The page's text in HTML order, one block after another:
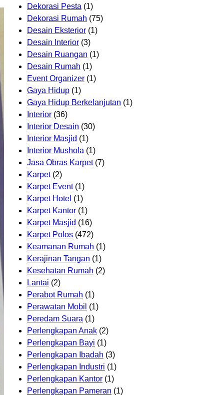
Dekorasi Pesta (1)
Dekorasi Rumah (75)
Desain Eksterior (1)
Desain Interior (3)
Desain Ruangan (1)
Desain Rumah (1)
Event Organizer (1)
Gaya Hidup (1)
Gaya Hidup Berkelanjutan (1)
Interior (36)
Interior Desain (30)
Interior Masjid (1)
Interior Mushola (1)
Jasa Obras Karpet(7)
Karpet(2)
Karpet Event(1)
Karpet Hotel (1)
Karpet Kantor (1)
Karpet Masjid (16)
Karpet Polos (472)
Keamanan Rumah (1)
Kerajinan Tangan (1)
Kesehatan Rumah (2)
Lantai (2)
Perabot Rumah (1)
Perawatan Mobil (1)
Peredam Suara (1)
Perlengkapan Anak (2)
Perlengkapan Bayi (1)
Perlengkapan Ibadah (3)
Perlengkapan Industri (1)
Perlengkapan Kantor (1)
Perlengkapan Pameran (1)